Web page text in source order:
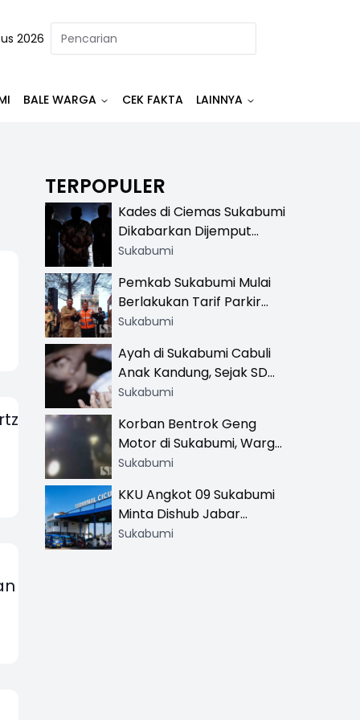
2026
BALE WARGA CEK FAKTA LAINNYA
TERPOPULER
Kades di Ciemas Sukabumi
Dikabarkan Dijemput
Satnarkoba, Polisi
Sukabumi
Pemkab Sukabumi Mulai
Berlakukan Tarif Parkir
Resmi di 13 Lokasi Wisata,
Khusus
Sukabumi
Ayah di Sukabumi Cabuli
Anak Kandung, Sejak SD
Hingga SMA
Sukabumi
Korban Bentrok Geng
Motor di Sukabumi, Warga
dan Sopir Tangki
Sukabumi
KKU Angkot 09 Sukabumi
Minta Dishub Jabar
Tertibkan Trayek Ciawi-
Sukabumi